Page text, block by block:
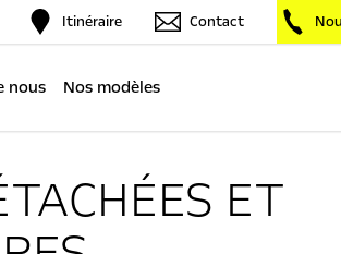
Itinéraire Contact
nous Nos modèles
ET